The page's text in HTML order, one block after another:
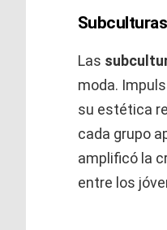
Las
moda.
su estética
cada grupo
amplificó la
entre los